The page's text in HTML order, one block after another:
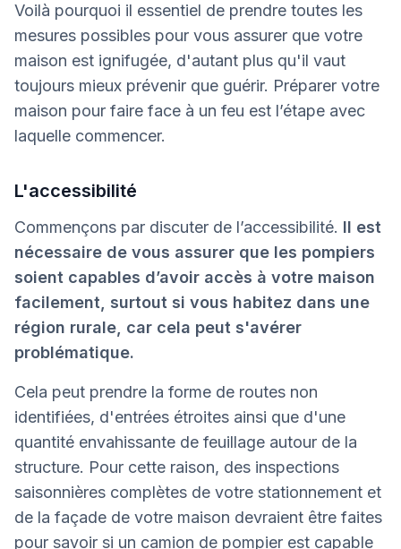
Voilà pourquoi il essentiel de prendre toutes les
mesures possibles pour vous assurer que votre
maison est ignifugée, d'autant plus qu'il vaut
toujours mieux prévenir que guérir. Préparer votre
maison pour faire face à un feu est l’étape avec
laquelle commencer.
L'accessibilité
Commençons par discuter de l’accessibilité. Il est
nécessaire de vous assurer que les pompiers
soient capables d’avoir accès à votre maison
facilement, surtout si vous habitez dans une
région rurale, car cela peut s'avérer
problématique.
Cela peut prendre la forme de routes non
identifiées, d'entrées étroites ainsi que d'une
quantité envahissante de feuillage autour de la
structure. Pour cette raison, des inspections
saisonnières complètes de votre stationnement et
de la façade de votre maison devraient être faites
pour savoir si un camion de pompier est capable